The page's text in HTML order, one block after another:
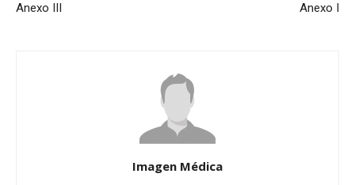
Anexo III Anexo I
Imagen Médica